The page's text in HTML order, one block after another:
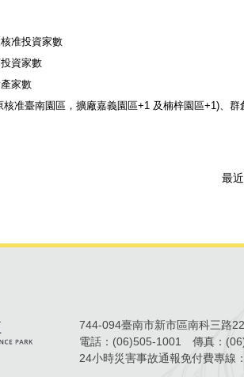
准投資家數
資家數
家數
准臺南園區，擴廠嘉義園區+1 及楠梓園區+1)、
最
744-094臺南市新市區南科三路
電話： (06)505-1001 傳真：
24小時災害事故通報免付費專線：